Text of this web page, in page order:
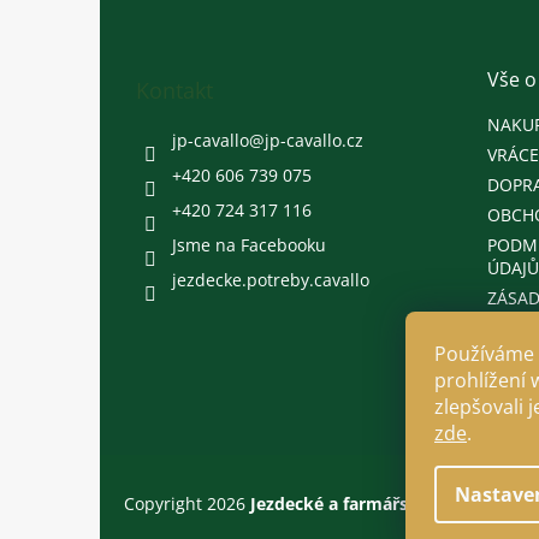
prohlížení
zlepšovali
zde.
jp-cavallo@jp-cavallo.cz
+420 606 739 075
+420 724 317 116
Jsme na Facebooku
jezdecke.potreby.cavallo
Vše
ÚDAJŮ
Copyright 2026 Jezdecké a farmářské potřeby